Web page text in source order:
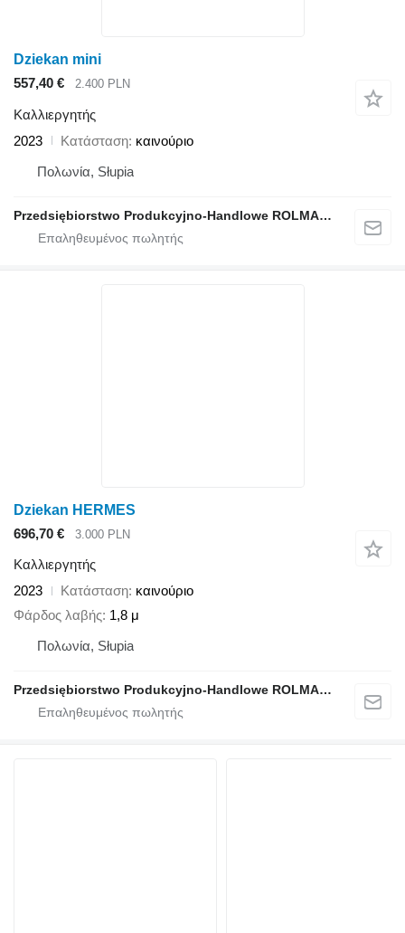
Dziekan mini
557,40 €
2.400 PLN
Καλλιεργητής
2023
Κατάσταση καινούριο
Πολωνία, Słupia
Przedsiębiorstwo Produkcyjno-Handlowe ROLMAPOL Marcin Dziekan
Dziekan HERMES
696,70 €
3.000 PLN
Καλλιεργητής
2023
Κατάσταση καινούριο
Φάρδος λαβής 1,8 μ
Πολωνία, Słupia
Przedsiębiorstwo Produkcyjno-Handlowe ROLMAPOL Marcin Dziekan